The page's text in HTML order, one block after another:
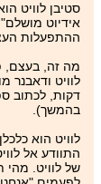
סטיבן לוויט
אידיוט
ההתפעלות
מה זה, בעצם,
לוויט
דקות, לכתוב
בהמשך).
לוויט הוא
התוודע אל
של לוויט.